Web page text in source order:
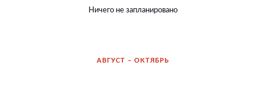
Ничего не запланировано
АВГУСТ – ОКТЯБРЬ